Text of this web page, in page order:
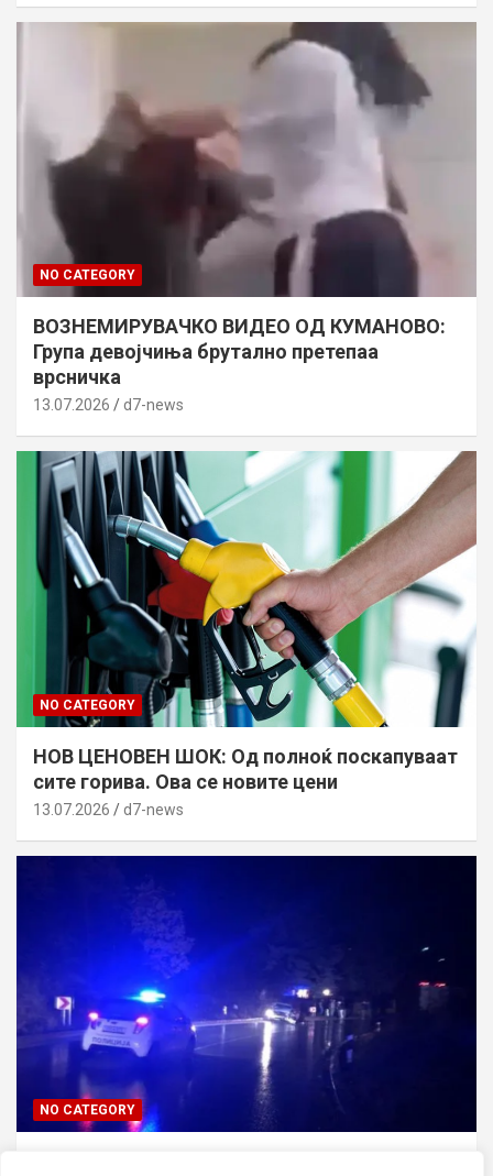
NO CATEGORY
ВОЗНЕМИРУВАЧКО ВИДЕО ОД КУМАНОВО:
Група девојчиња брутално претепаа
врсничка
13.07.2026 d7-news
NO CATEGORY
НОВ ЦЕНОВЕН ШОК: Од полноќ поскапуваат
сите горива. Ова се новите цени
13.07.2026 d7-news
NO CATEGORY